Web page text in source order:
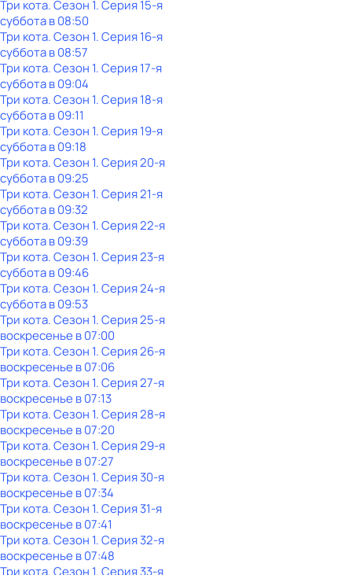
Три кота. Сезон 1. Серия 15-я
субботав08:50
Три кота. Сезон 1. Серия 16-я
субботав08:57
Три кота. Сезон 1. Серия 17-я
субботав09:04
Три кота. Сезон 1. Серия 18-я
субботав09:11
Три кота. Сезон 1. Серия 19-я
субботав09:18
Три кота. Сезон 1. Серия 20-я
субботав09:25
Три кота. Сезон 1. Серия 21-я
субботав09:32
Три кота. Сезон 1. Серия 22-я
субботав09:39
Три кота. Сезон 1. Серия 23-я
субботав09:46
Три кота. Сезон 1. Серия 24-я
субботав09:53
Три кота. Сезон 1. Серия 25-я
воскресенье в07:00
Три кота. Сезон 1. Серия 26-я
воскресенье в07:06
Три кота. Сезон 1. Серия 27-я
воскресенье в07:13
Три кота. Сезон 1. Серия 28-я
воскресенье в07:20
Три кота. Сезон 1. Серия 29-я
воскресенье в07:27
Три кота. Сезон 1. Серия 30-я
воскресенье в07:34
Три кота. Сезон 1. Серия 31-я
воскресенье в07:41
Три кота. Сезон 1. Серия 32-я
воскресенье в07:48
Три кота. Сезон 1. Серия 33-я